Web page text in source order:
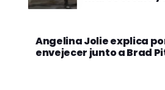
Angelina Jolie explica
envejecer junto a Brad